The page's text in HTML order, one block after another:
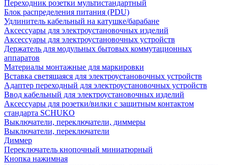
Переходник розетки мультистандартный
Блок распределения питания (PDU)
Удлинитель кабельный на катушке/барабане
Аксессуары для электроустановочных изделий
Аксессуары для электроустановочных устройств
Держатель для модульных бытовых коммутационных
аппаратов
Материалы монтажные для маркировки
Вставка светящаяся для электроустановочных устройств
Адаптер переходный для электроустановочных устройств
Ввод кабельный для электроустановочных изделий
Аксессуары для розетки/вилки с защитным контактом
стандарта SCHUKO
Выключатели, переключатели, диммеры
Выключатели, переключатели
Диммер
Переключатель кнопочный миниатюрный
Кнопка нажимная